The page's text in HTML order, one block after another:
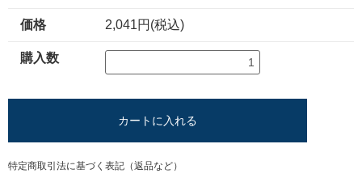
価格 2,041円(税込)
購入数
カートに入れる
特定商取引法に基づく表記（返品など）